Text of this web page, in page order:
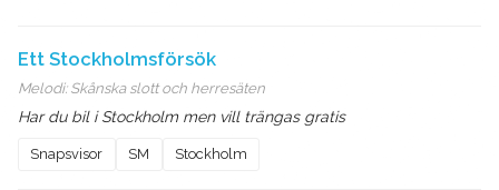
Ett Stockholmsförsök
Melodi: Skånska slott och herresäten
Har du bil i Stockholm men vill trängas gratis
Snapsvisor SM Stockholm